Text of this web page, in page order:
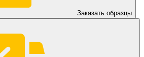
Заказать образцы